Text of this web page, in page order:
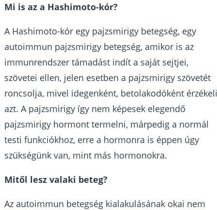
Mi is az a Hashimoto-kór?
A Hashimoto-kór egy pajzsmirigy betegség, egy
autoimmun pajzsmirigy betegség, amikor is az
immunrendszer támadást indít a saját sejtjei,
szövetei ellen, jelen esetben a pajzsmirigy szövetét
roncsolja, mivel idegenként, betolakodóként
azt. A pajzsmirigy így nem képesek elegendő
pajzsmirigy hormont termelni, márpedig a normál
testi funkciókhoz, erre a hormonra is éppen úgy
szükségünk van, mint más hormonokra.
Mitől lesz valaki beteg?
Az autoimmun betegség kialakulásának okai nem